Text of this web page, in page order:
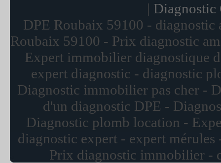
| Diagnostic
DPE Roubaix 59100 -
Roubaix 59100 - Prix diagnostic
Expert immobilier diagnostique
expert diagnostic - diagnostic
Diagnostic immobilier pas cher -
d'un diagnostic DPE -
Diagnostic plomb location -
diagnostic expert - expert
Prix diagnostic immobilier -